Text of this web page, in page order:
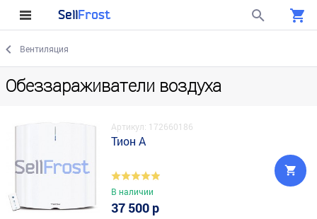
SellFrost
Вентиляция
Обеззараживатели воздуха
Артикул: 172660186
Тион А
В наличии
37 500 р